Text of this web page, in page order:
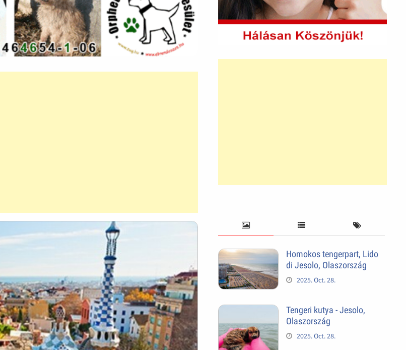
Homokos tengerpart, Lido
di Jesolo, Olaszország
2025. Oct. 28.
Tengeri kutya - Jesolo,
Olaszország
2025. Oct. 28.